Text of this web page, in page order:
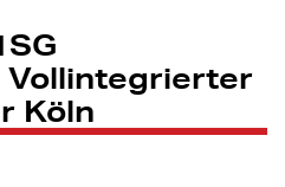
Vollintegrierter
Köln